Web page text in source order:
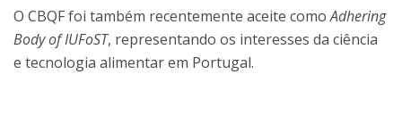
O CBQF foi também recentemente aceite comoAdhering
Body of IUFoST, representando os interesses da ciência
e tecnologia alimentar em Portugal.